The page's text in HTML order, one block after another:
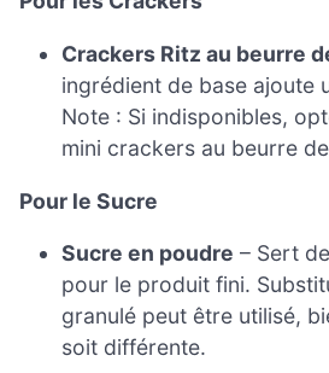
Crackers Ritz au beurre
ingrédient de base ajoute
Note : Si indisponibles,
mini crackers au beurre
Pour le Sucre
Sucre en poudre – Sert
pour le produit fini.
granulé peut être utilisé,
soit différente.